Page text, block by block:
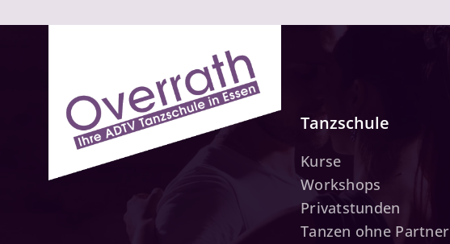
Tanzschule
Kurse
Workshops
Privatstunden
Tanzen ohne Partner